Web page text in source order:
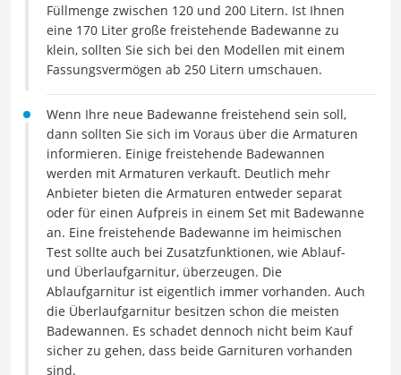
Füllmenge zwischen 120 und 200 Litern. Ist Ihnen
eine 170 Liter große freistehende Badewanne zu
klein, sollten Sie sich bei den Modellen mit einem
Fassungsvermögen ab 250 Litern umschauen.
Wenn Ihre neue Badewanne freistehend sein soll,
dann sollten Sie sich im Voraus über die Armaturen
informieren. Einige freistehende Badewannen
werden mit Armaturen verkauft. Deutlich mehr
Anbieter bieten die Armaturen entweder separat
oder für einen Aufpreis in einem Set mit Badewanne
an. Eine freistehende Badewanne im heimischen
Test sollte auch bei Zusatzfunktionen, wie Ablauf-
und Überlaufgarnitur, überzeugen. Die
Ablaufgarnitur ist eigentlich immer vorhanden. Auch
die Überlaufgarnitur besitzen schon die meisten
Badewannen. Es schadet dennoch nicht beim Kauf
sicher zu gehen, dass beide Garnituren vorhanden
sind.